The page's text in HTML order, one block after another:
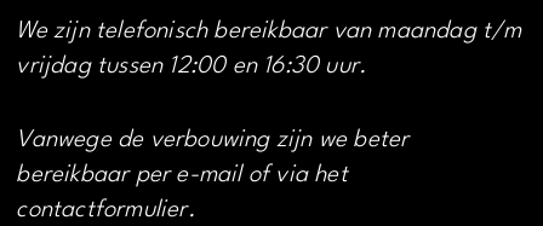
We zijn telefonisch bereikbaar van maandag t/m
vrijdag tussen 12:00 en 16:30 uur.
Vanwege de verbouwing zijn we beter
bereikbaar per e-mail of via het
contactformulier.